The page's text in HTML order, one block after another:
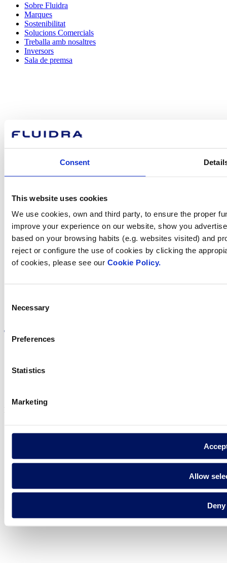
Consent
This website uses cookies
We use cookies, own and third party, to ensure the proper
improve your experience on our website, show you
based on your browsing habits (e.g. websites visited) and
reject or configure the use of cookies by clicking the
of cookies, please see our Cookie Policy.
Selection
Necessary
Preferences
Statistics
Marketing
Allow
Deny
Sobre Fluidra
Marques
Sostenibilitat
Solucions Comercials
Treballa amb nosaltres
Inversors
Sala de premsa
ajudar-te?
Trobi Fluidra
al seu país
Visite el sitio web
Política de privadesa
Fluidra S.A. 2025